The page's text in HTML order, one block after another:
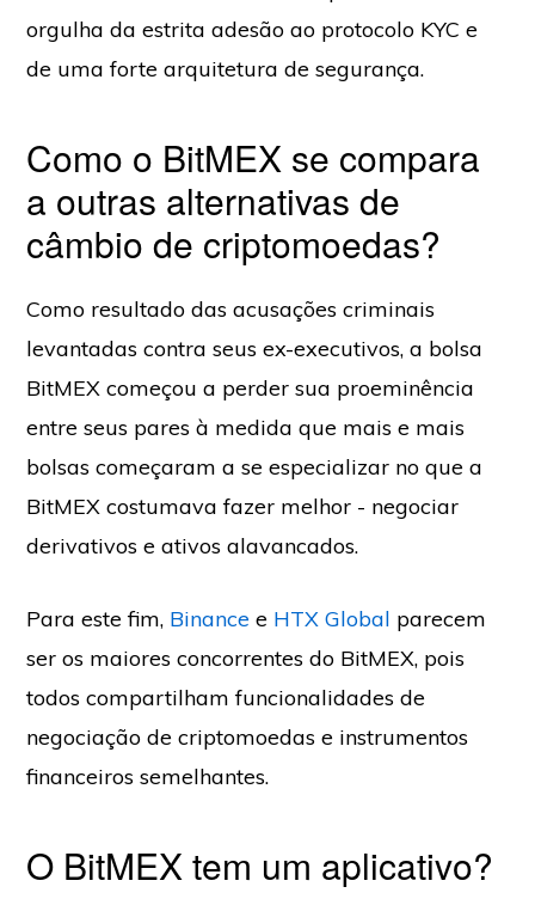
orgulha da estrita adesão ao protocolo KYC e
de uma forte arquitetura de segurança.
Como o BitMEX se compara
a outras alternativas de
câmbio de criptomoedas?
Como resultado das acusações criminais
levantadas contra seus ex-executivos, a bolsa
BitMEX começou a perder sua proeminência
entre seus pares à medida que mais e mais
bolsas começaram a se especializar no que a
BitMEX costumava fazer melhor - negociar
derivativos e ativos alavancados.
Para este fim, Binance e HTX Global parecem
ser os maiores concorrentes do BitMEX, pois
todos compartilham funcionalidades de
negociação de criptomoedas e instrumentos
financeiros semelhantes.
O BitMEX tem um aplicativo?